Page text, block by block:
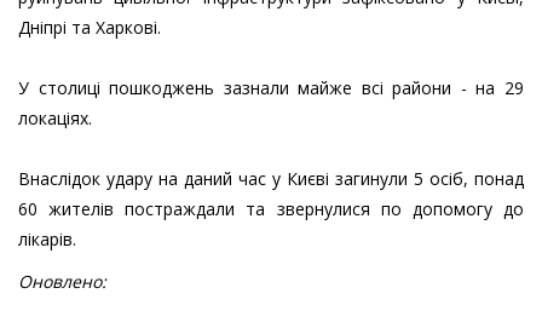
Дніпрі та Харкові.
У столиці пошкоджень зазнали майже всі райони - на 29
локаціях.
Внаслідок удару на даний час у Києві загинули 5 осіб, понад
60 жителів постраждали та звернулися по допомогу до
лікарів.
Оновлено: